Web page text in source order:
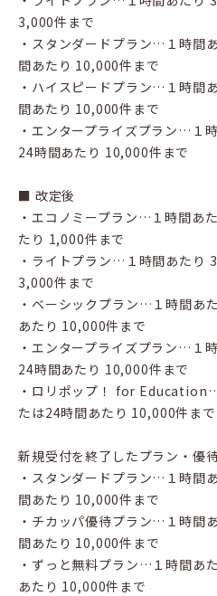
3,000件まで
・スタンダードプラン…１時間
間あたり 10,000件まで
・ハイスピードプラン…１時間
間あたり 10,000件まで
・エンタープライズプラン…１
24時間あたり 10,000件まで
■ 改定後
・エコノミープラン…１時間あ
たり 1,000件まで
・ライトプラン…１時間あたり
3,000件まで
・ベーシックプラン…１時間あ
あたり 10,000件まで
・エンタープライズプラン…１
24時間あたり 10,000件まで
・ロリポップ！ for
たは24時間あたり 10,000件まで
新規受付を終了したプラン・優
・スタンダードプラン…１時間
間あたり 10,000件まで
・チカッパ優待プラン…１時間
間あたり 10,000件まで
・ずっと無料プラン…１時間あ
あたり 10,000件まで